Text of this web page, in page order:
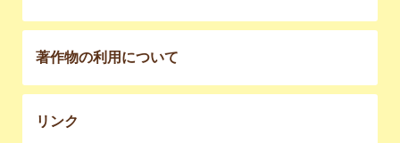
著作物の利用について
リンク